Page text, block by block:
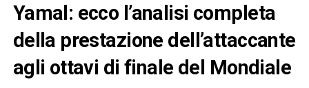
Yamal: ecco l’analisi completa
della prestazione dell’attaccante
agli ottavi di finale del Mondiale